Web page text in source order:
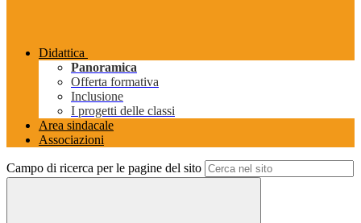
Didattica
Panoramica
Offerta formativa
Inclusione
I progetti delle classi
Area sindacale
Associazioni
Campo di ricerca per le pagine del sito